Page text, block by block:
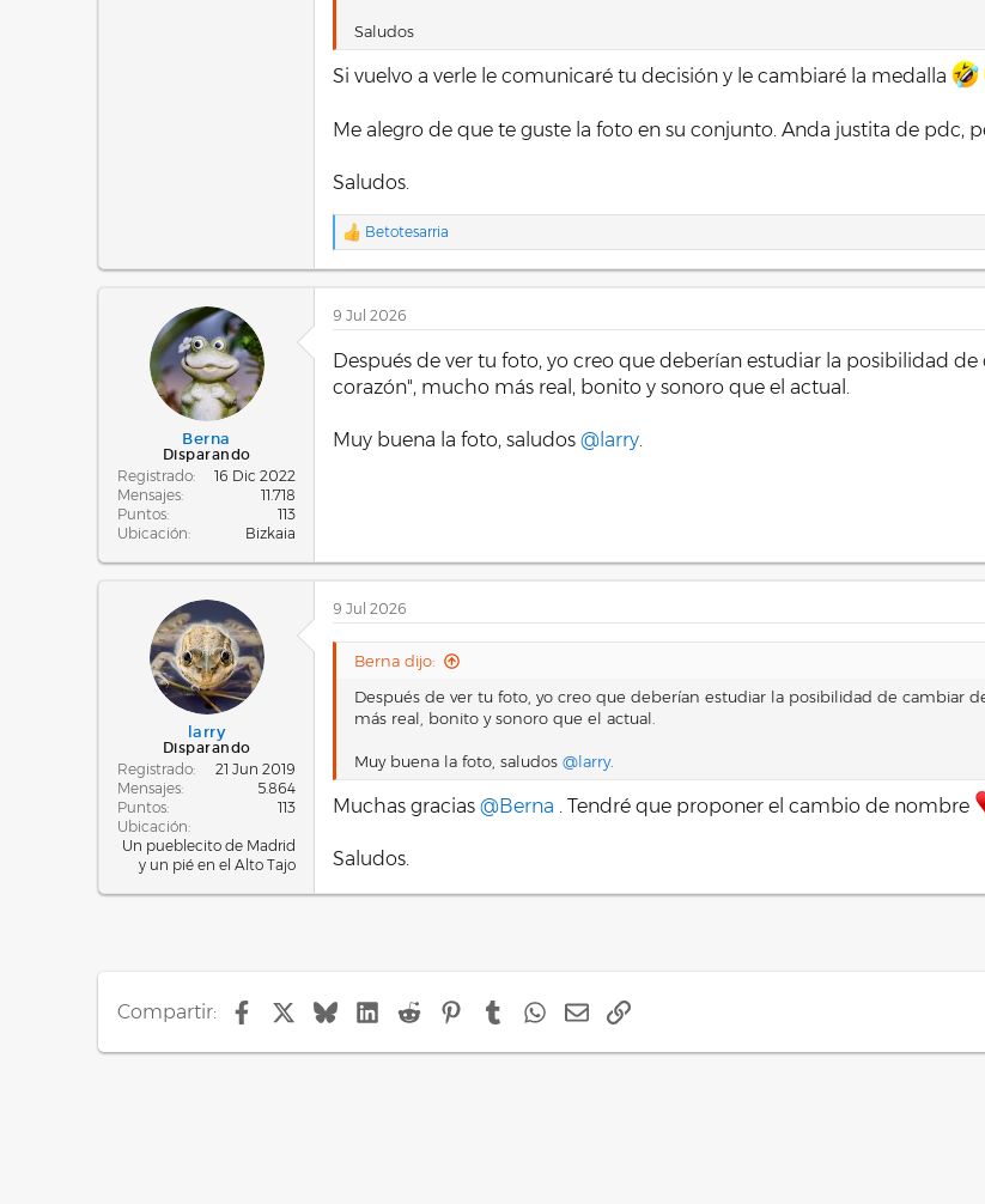
Saludos
Si vuelvo a verle le comunicaré tu decisión y le cambiaré la medalla
Me alegro de que te guste la foto en su conjunto. Anda justita de pdc,
Saludos.
R
a
c
i
o
n
e
Betotesarria
Berna
Disparando
Registrado
16 Dic 2022
Mensajes
11.718
Puntos
113
Ubicación
Bizkaia
9 Jul 2026
Después de ver tu foto, yo creo que deberían estudiar la posibilidad
corazón", mucho más real, bonito y sonoro que el actual.
Muy buena la foto, saludos @larry.
larry
Disparando
Registrado
21 Jun 2019
Mensajes
5.864
Puntos
113
Ubicación
Un pueblecito de Madrid
y un pié en el Alto Tajo
9 Jul 2026
Berna dijo:
Después de ver tu foto, yo creo que deberían estudiar la posibilidad de cambiar
más real, bonito y sonoro que el actual.
Muy buena la foto, saludos @larry.
Muchas gracias @Berna . Tendré que proponer el cambio de nombre
Saludos.
Compartir: FacebookBlueskyLinkedIn
RedditPinterestTumblrWhatsApp
E-mailEnlace